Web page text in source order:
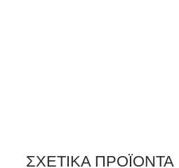
ΣΧΕΤΙΚΑ ΠΡΟΪΟΝΤΑ